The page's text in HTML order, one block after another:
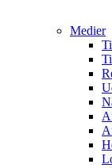
Medier